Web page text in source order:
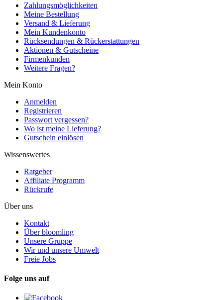
Zahlungsmöglichkeiten
Meine Bestellung
Versand & Lieferung
Mein Kundenkonto
Rücksendungen & Rückerstattungen
Aktionen & Gutscheine
Firmenkunden
Weitere Fragen?
Mein Konto
Anmelden
Registrieren
Passwort vergessen?
Wo ist meine Lieferung?
Gutschein einlösen
Wissenswertes
Ratgeber
Affiliate Programm
Rückrufe
Über uns
Kontakt
Über bloomling
Unsere Gruppe
Wir und unsere Umwelt
Freie Jobs
Folge uns auf